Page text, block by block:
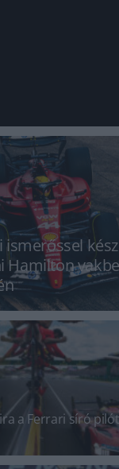
ismerőssel
Hamilton
a Ferrari síró